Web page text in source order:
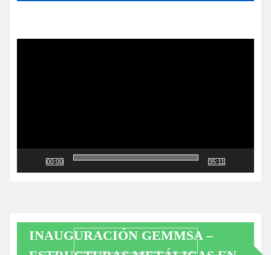
00:00 35:11
INAUGURACIÓN GEMMSA –